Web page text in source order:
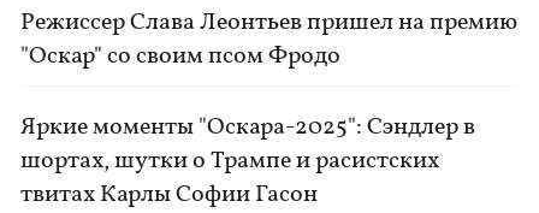
Режиссер Слава Леонтьев пришел на премию
"Оскар" со своим псом Фродо
Яркие моменты "Оскара-2025": Сэндлер в
шортах, шутки о Трампе и расистских
твитах Карлы Софии Гасон